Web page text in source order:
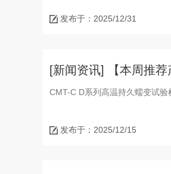
发布于：2025/12/31
[新闻资讯] 【本周推
CMT-C D系列高温持久蠕变试
发布于：2025/12/15